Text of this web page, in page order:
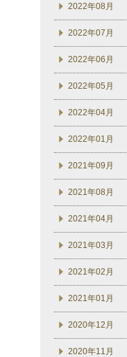
2022年08月
2022年07月
2022年06月
2022年05月
2022年04月
2022年01月
2021年09月
2021年08月
2021年04月
2021年03月
2021年02月
2021年01月
2020年12月
2020年11月